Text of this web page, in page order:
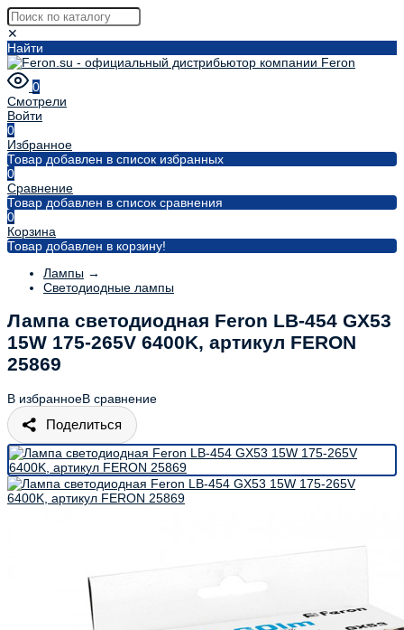
✕
Найти
0
Смотрели
Войти
0
Избранное
Товар добавлен в список избранных
0
Сравнение
Товар добавлен в список сравнения
0
Корзина
Товар добавлен в корзину!
Лампы →
Светодиодные лампы
Лампа светодиодная Feron LB-454 GX53
15W 175-265V 6400K, артикул FERON
25869
В избранноеВ сравнение
Поделиться